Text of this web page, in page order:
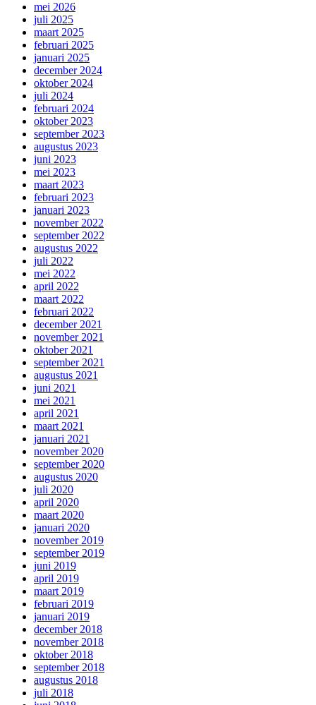
mei 2026
juli 2025
maart 2025
februari 2025
januari 2025
december 2024
oktober 2024
juli 2024
februari 2024
oktober 2023
september 2023
augustus 2023
juni 2023
mei 2023
maart 2023
februari 2023
januari 2023
november 2022
september 2022
augustus 2022
juli 2022
mei 2022
april 2022
maart 2022
februari 2022
december 2021
november 2021
oktober 2021
september 2021
augustus 2021
juni 2021
mei 2021
april 2021
maart 2021
januari 2021
november 2020
september 2020
augustus 2020
juli 2020
april 2020
maart 2020
januari 2020
november 2019
september 2019
juni 2019
april 2019
maart 2019
februari 2019
januari 2019
december 2018
november 2018
oktober 2018
september 2018
augustus 2018
juli 2018